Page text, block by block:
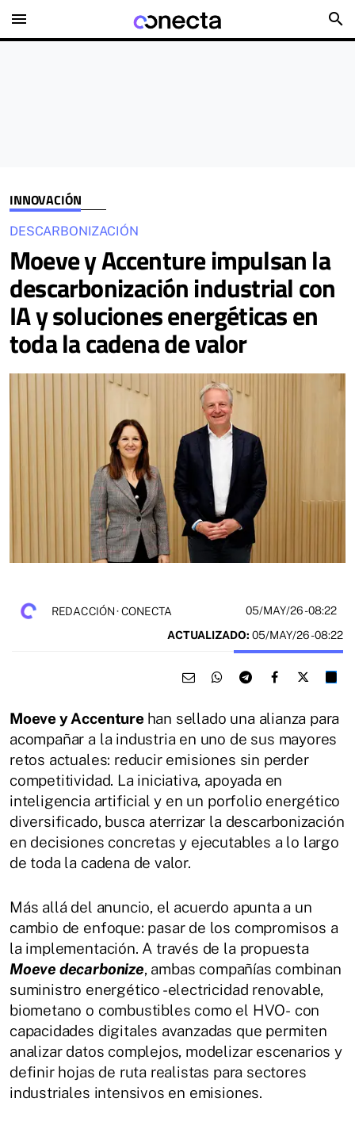
menu search
INNOVACIÓN
DESCARBONIZACIÓN
Moeve y Accenture impulsan la
descarbonización industrial con
IA y soluciones energéticas en
toda la cadena de valor
REDACCIÓN · CONECTA 05/MAY/26- 08:22
ACTUALIZADO: 05/MAY/26 - 08:22
Moeve y Accenture han sellado una alianza para
acompañar a la industria en uno de sus mayores
retos actuales: reducir emisiones sin perder
competitividad. La iniciativa, apoyada en
inteligencia artificial y en un porfolio energético
diversificado, busca aterrizar la descarbonización
en decisiones concretas y ejecutables a lo largo
de toda la cadena de valor.
Más allá del anuncio, el acuerdo apunta a un
cambio de enfoque: pasar de los compromisos a
la implementación. A través de la propuesta
Moeve decarbonize, ambas compañías combinan
suministro energético -electricidad renovable,
biometano o combustibles como el HVO- con
capacidades digitales avanzadas que permiten
analizar datos complejos, modelizar escenarios y
definir hojas de ruta realistas para sectores
industriales intensivos en emisiones.